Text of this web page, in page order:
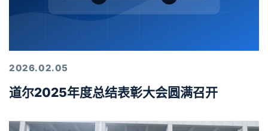
2026.02.05
道尔2025年度总结表彰大会圆满召开